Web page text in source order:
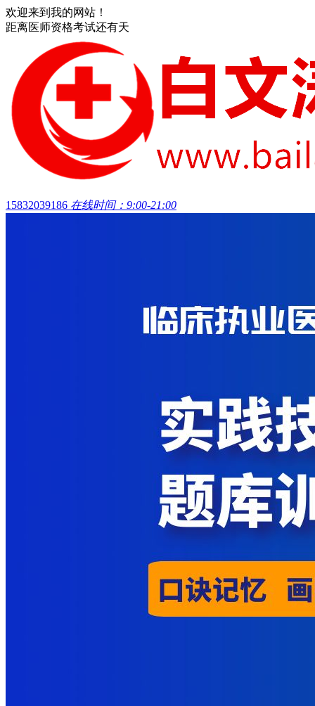
欢迎来到我的网站！
距离医师资格考试还有天
15832039186 在线时间：9:00-21:00